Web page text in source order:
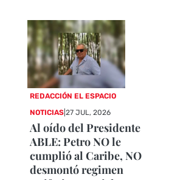
REDACCIÓN EL ESPACIO
NOTICIAS |27 JUL, 2026
Al oído del Presidente
ABLE: Petro NO le
cumplió al Caribe, NO
desmontó regimen